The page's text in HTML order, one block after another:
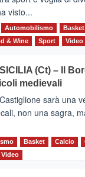
visto...
Automobilismo Basket
& Wine Sport Video
(Ct) – Il
medievali
sarà una
non una sagra,
Basket Calcio
Video